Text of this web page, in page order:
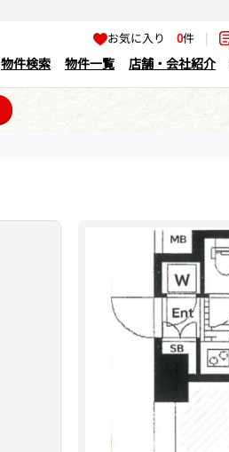
お気に入り0件 |
物件検索 物件一覧 店舗・会社紹介